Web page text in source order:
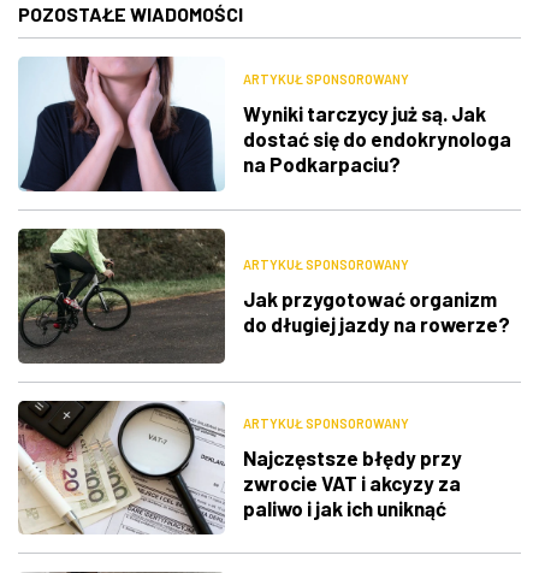
POZOSTAŁE WIADOMOŚCI
ARTYKUŁ SPONSOROWANY
Wyniki tarczycy już są. Jak
dostać się do endokrynologa
na Podkarpaciu?
ARTYKUŁ SPONSOROWANY
Jak przygotować organizm
do długiej jazdy na rowerze?
ARTYKUŁ SPONSOROWANY
Najczęstsze błędy przy
zwrocie VAT i akcyzy za
paliwo i jak ich uniknąć